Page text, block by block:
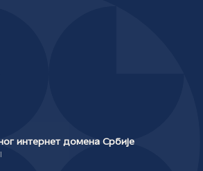
интернет домена Србије